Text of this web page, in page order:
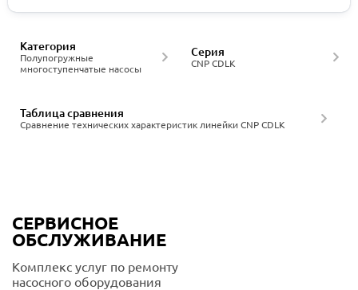
Полупогружные
многоступенчатые насосы
Категория
CNP CDLK
Серия
Сравнение технических характеристик линейки CNP CDLK
Таблица сравнения
СЕРВИСНОЕ
ОБСЛУЖИВАНИЕ
Комплекс услуг по ремонту
насосного оборудования